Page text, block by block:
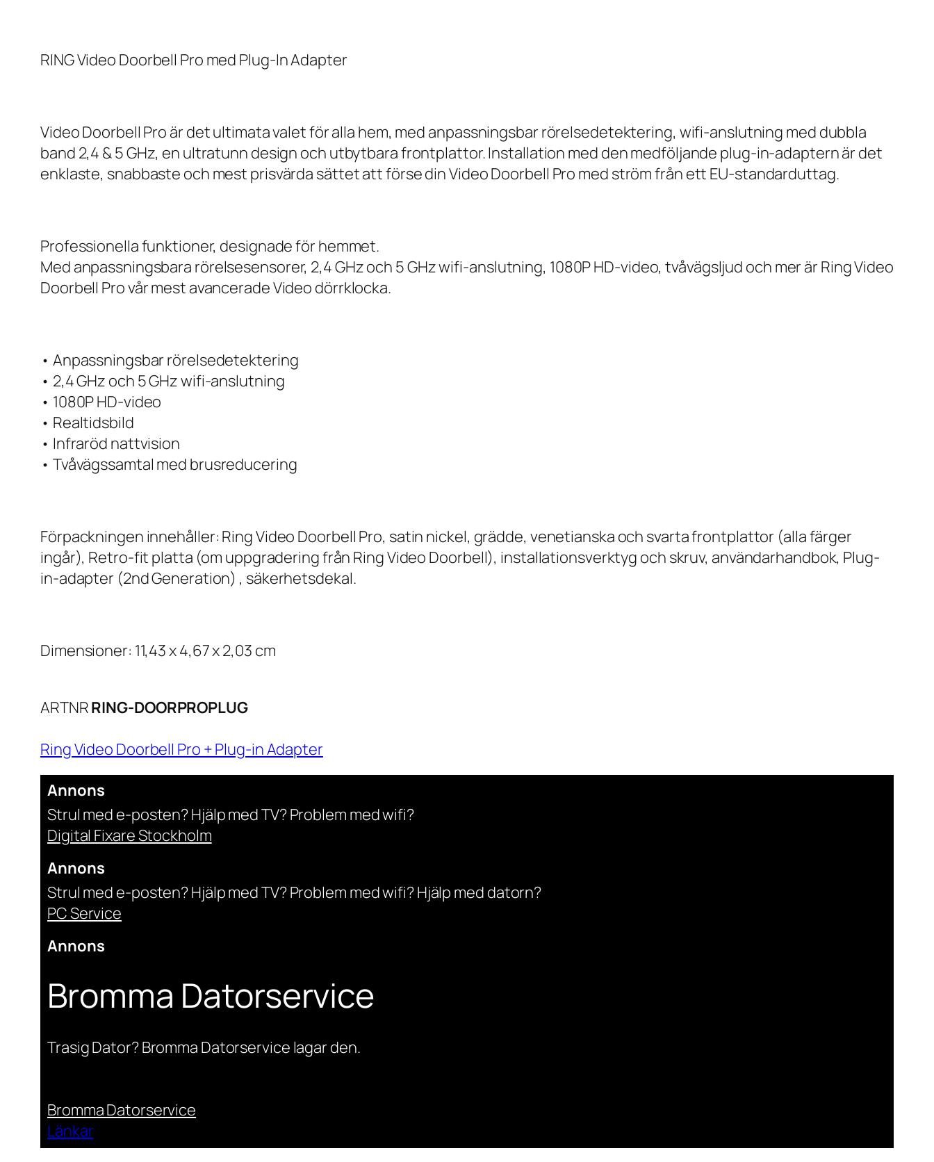
RING Video Doorbell Pro med Plug-In Adapter
Video Doorbell Pro är det ultimata valet för alla hem, med anpassningsbar rörelsedetektering, wifi-anslutning med dubbla
band 2,4 & 5 GHz, en ultratunn design och utbytbara frontplattor. Installation med den medföljande plug-in-adaptern är det
enklaste, snabbaste och mest prisvärda sättet att förse din Video Doorbell Pro med ström från ett EU-standarduttag.
Professionella funktioner, designade för hemmet.
Med anpassningsbara rörelsesensorer, 2,4 GHz och 5 GHz wifi-anslutning, 1080P HD-video, tvåvägsljud och mer är Ring Video
Doorbell Pro vår mest avancerade Video dörrklocka.
• Anpassningsbar rörelsedetektering
• 2,4 GHz och 5 GHz wifi-anslutning
• 1080P HD-video
• Realtidsbild
• Infraröd nattvision
• Tvåvägssamtal med brusreducering
Förpackningen innehåller: Ring Video Doorbell Pro, satin nickel, grädde, venetianska och svarta frontplattor (alla färger
ingår), Retro-fit platta (om uppgradering från Ring Video Doorbell), installationsverktyg och skruv, användarhandbok, Plug-
in-adapter (2nd Generation) , säkerhetsdekal.
Dimensioner: 11,43 x 4,67 x 2,03 cm
ARTNRRING-DOORPROPLUG
Ring Video Doorbell Pro + Plug-in Adapter
Annons
Strul med e-posten? Hjälp med TV? Problem med wifi?
Digital Fixare Stockholm
Annons
Strul med e-posten? Hjälp med TV? Problem med wifi? Hjälp med datorn?
PC Service
Annons
Bromma Datorservice
Trasig Dator? Bromma Datorservice lagar den.
Bromma Datorservice
Länkar